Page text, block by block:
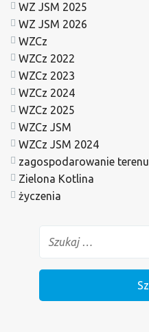
WZ JSM 2025
WZ JSM 2026
WZCz
WZCz 2022
WZCz 2023
WZCz 2024
WZCz 2025
WZCz JSM
WZCz JSM 2024
zagospodarowanie terenu
Zielona Kotlina
życzenia